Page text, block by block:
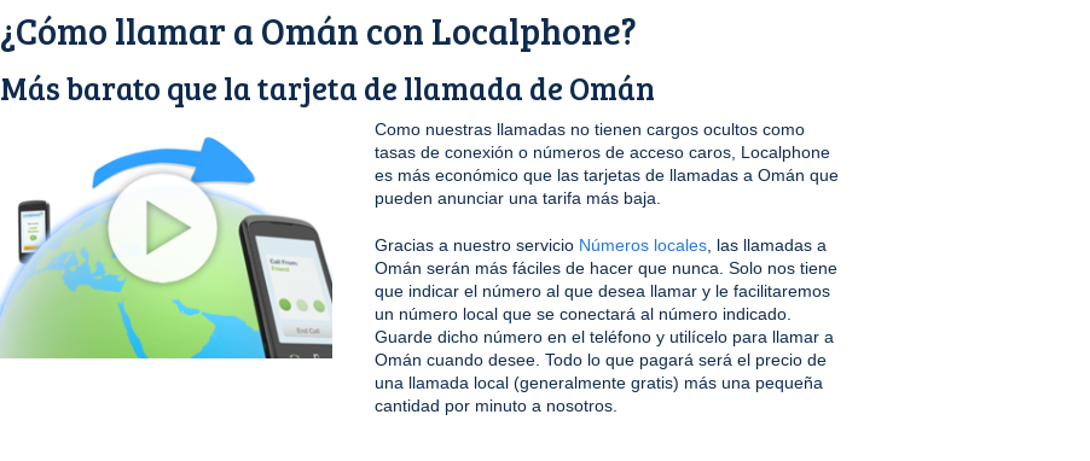
¿Cómo llamar a Omán con Localphone?
Más barato que la tarjeta de llamada de Omán
Como nuestras llamadas no tienen cargos ocultos como
tasas de conexión o números de acceso caros, Localphone
es más económico que las tarjetas de llamadas a Omán que
pueden anunciar una tarifa más baja.
Gracias a nuestro servicio Números locales , las llamadas a
Omán serán más fáciles de hacer que nunca. Solo nos tiene
que indicar el número al que desea llamar y le facilitaremos
un número local que se conectará al número indicado.
Guarde dicho número en el teléfono y utilícelo para llamar a
Omán cuando desee. Todo lo que pagará será el precio de
una llamada local (generalmente gratis) más una pequeña
cantidad por minuto a nosotros.